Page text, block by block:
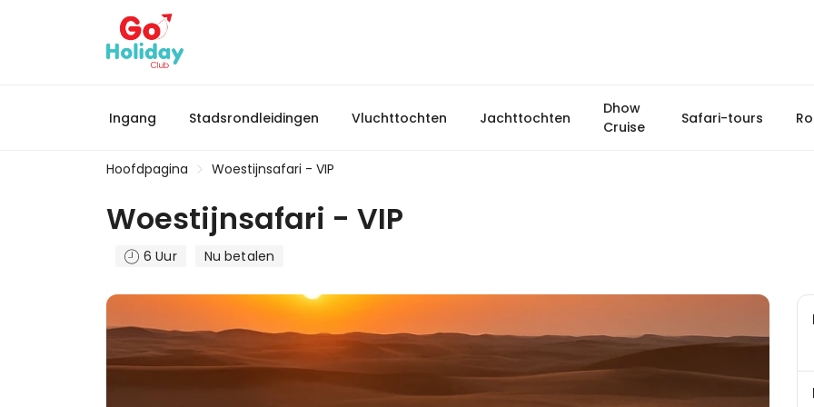
Ingang Stadsrondleidingen Vluchttochten Jachttochten
Dhow
Cruise
Safari-tours
Hoofdpagina Woestijnsafari - VIP
Woestijnsafari - VIP
6 Uur Nu betalen